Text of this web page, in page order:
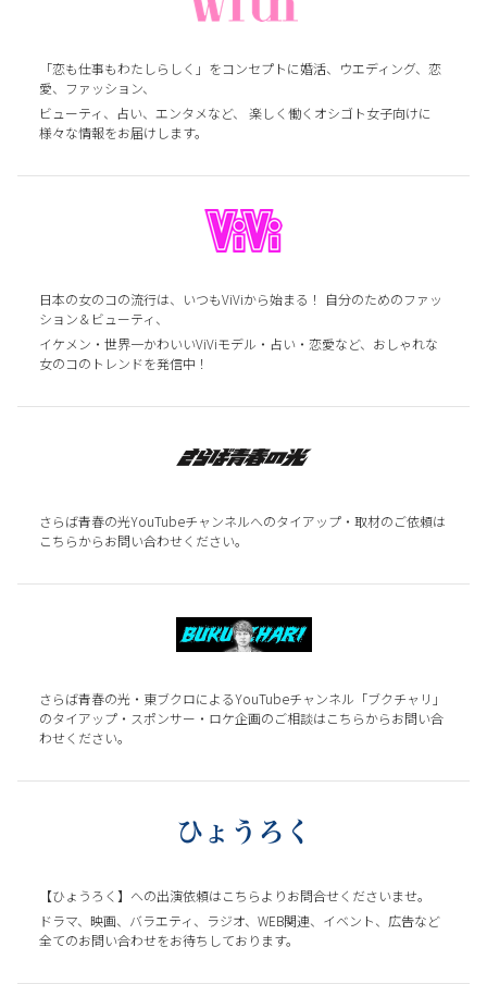
「恋も仕事もわたしらしく」をコンセプトに婚活、ウエディング、恋
愛、ファッション、
ビューティ、占い、エンタメなど、 楽しく働くオシゴト女子向けに
様々な情報をお届けします。
日本の女のコの流行は、いつもViViから始まる！ 自分のためのファッ
ション＆ビューティ、
イケメン・世界一かわいいViViモデル・占い・恋愛など、おしゃれな
女のコのトレンドを発信中！
さらば青春の光YouTubeチャンネルへのタイアップ・取材のご依頼は
こちらからお問い合わせください。
さらば青春の光・東ブクロによるYouTubeチャンネル「ブクチャリ」
のタイアップ・スポンサー・ロケ企画のご相談はこちらからお問い合
わせください。
【ひょうろく】への出演依頼はこちらよりお問合せくださいませ。
ドラマ、映画、バラエティ、ラジオ、WEB関連、イベント、広告など
全てのお問い合わせをお待ちしております。